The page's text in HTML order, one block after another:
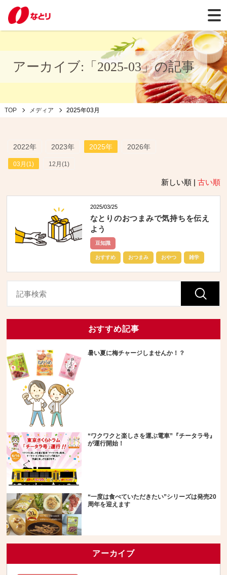
アーカイブ:「2025-03」の記事
TOP メディア 2025年03月
2022年 2023年 2025年 2026年
03月(1) 12月(1)
新しい順 | 古い順
2025/03/25
なとりのおつまみで気持ちを伝え
よう
豆知識
おすすめ おつまみ おやつ 雑学
おすすめ記事
暑い夏に梅チャージしませんか！？
“ワクワクと楽しさを運ぶ電車”『チータラ号』
が運行開始！
“一度は食べていただきたい”シリーズは発売20
周年を迎えます
アーカイブ